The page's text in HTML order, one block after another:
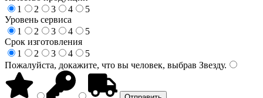
1
2 3 4
5
Уровень сервиса
1
2 3 4
5
Срок изготовления
1
2 3 4
5
Пожалуйста, докажите, что вы человек, выбрав Звезду.